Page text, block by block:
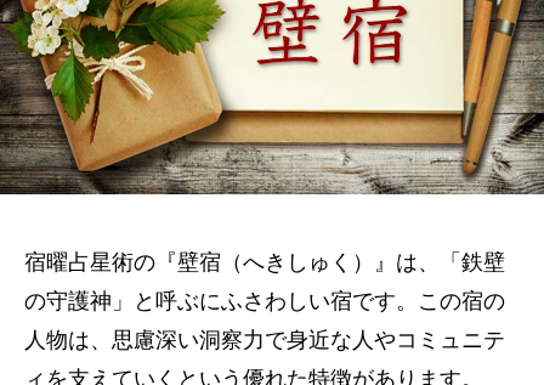
宿曜占星術の『壁宿（へきしゅく）』は、「鉄壁
の守護神」と呼ぶにふさわしい宿です。この宿の
人物は、思慮深い洞察力で身近な人やコミュニテ
ィを支えていくという優れた特徴があります。